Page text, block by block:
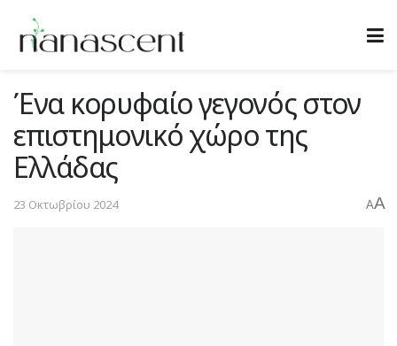
Ένα κορυφαίο γεγονός στον
επιστημονικό χώρο της
Ελλάδας
23 Οκτωβρίου 2024 AA